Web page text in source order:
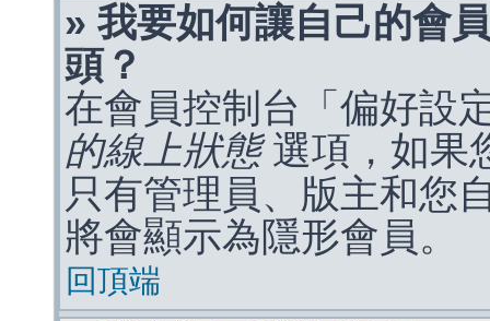
» 我要如何讓自己的會
頭？
在會員控制台「偏好設
的線上狀態選項，如果
只有管理員、版主和您
將會顯示為隱形會員。
回頂端